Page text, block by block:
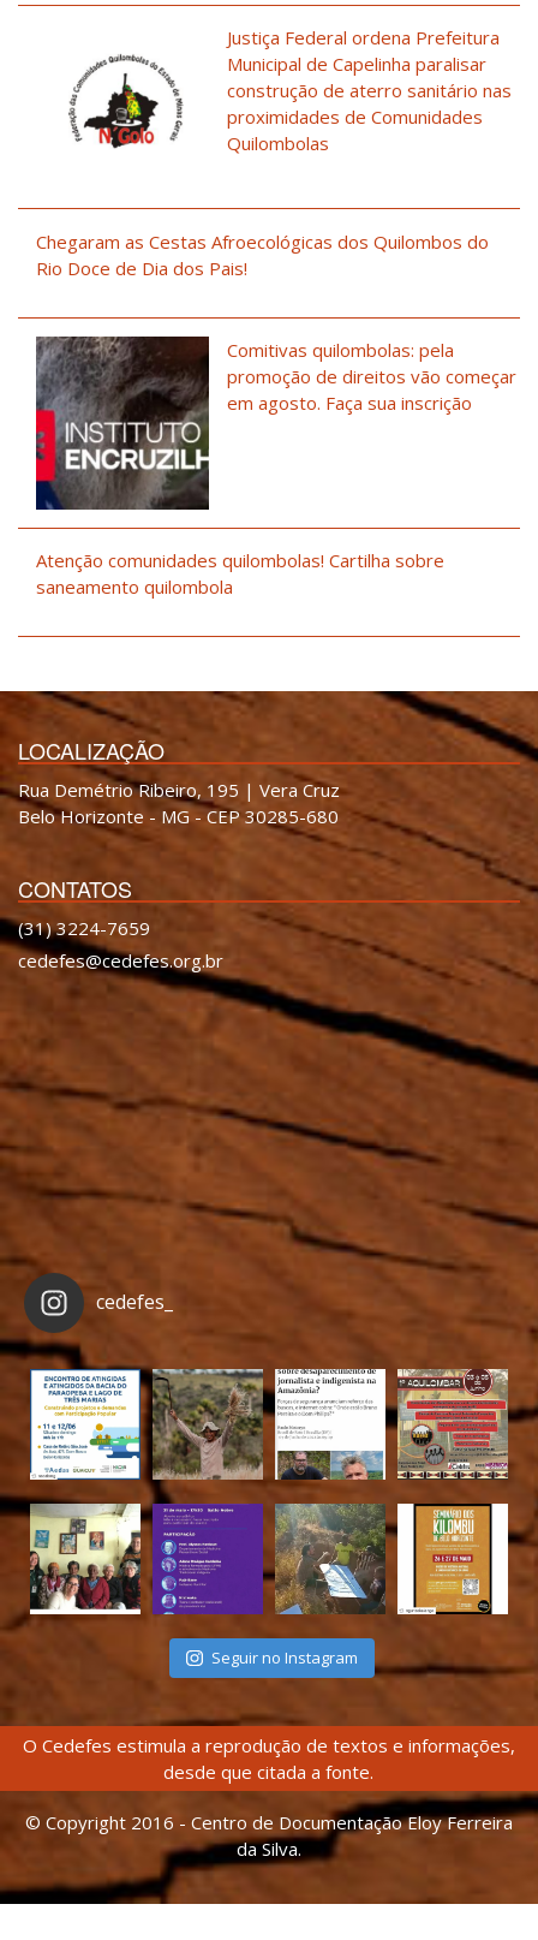
Justiça Federal ordena Prefeitura
Municipal de Capelinha paralisar
construção de aterro sanitário nas
proximidades de Comunidades
Quilombolas
Chegaram as Cestas Afroecológicas dos Quilombos do
Rio Doce de Dia dos Pais!
Comitivas quilombolas: pela
promoção de direitos vão começar
em agosto. Faça sua inscrição
Atenção comunidades quilombolas! Cartilha sobre
saneamento quilombola
LOCALIZAÇÃO
Rua Demétrio Ribeiro, 195 | Vera Cruz
Belo Horizonte - MG - CEP 30285-680
CONTATOS
(31) 3224-7659
cedefes@cedefes.org.br
cedefes_
Seguir no Instagram
O Cedefes estimula a reprodução de textos e informações,
desde que citada a fonte.
© Copyright 2016 - Centro de Documentação Eloy Ferreira
da Silva.